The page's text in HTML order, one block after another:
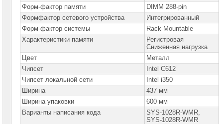
Серверные
платформы
AMD
EPYC
Сконфигурированные
SuperMicro
Серверные
платформы
Supermicro
Blade
Серверные
материнские
Форм-фактор памяти
DIMM 288-pin
Формфактор сетевого устройства
Интегрированный
Форм-фактор системы
Rack-Mountable
Характеристики памяти
Регистровая
Сниженная нагрузка
Цвет
Металл
Чипсет
Intel C612
Чипсет локальной сети
Intel i350
Ширина
437 мм
Ширина упаковки
600 мм
Варианты написания кода
SYS-1028R-WMR,
SYS-1028R-WMR